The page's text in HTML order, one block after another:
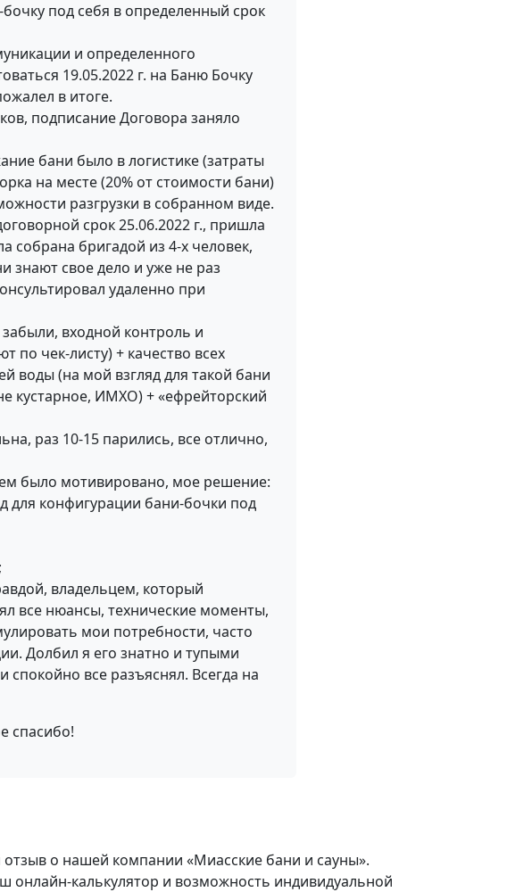
под себя в определенный срок
и определенного
19.05.2022 г. на Баню Бочку
в итоге.
подписание Договора заняло
бани было в логистике (затраты
на месте (20% от стоимости бани)
разгрузки в собранном виде.
срок 25.06.2022 г., пришла
собрана бригадой из 4-х человек,
знают свое дело и уже не раз
удаленно при
входной контроль и
по чек-листу) + качество всех
воды (на мой взгляд для такой бани
кустарное, ИМХО) + «ефрейторский
раз 10-15 парились, все отлично,
было мотивировано, мое решение:
для конфигурации бани-бочки под
владельцем, который
все нюансы, технические моменты,
мои потребности, часто
Долбил я его знатно и тупыми
все разъяснял. Всегда на
спасибо!
о нашей компании «Миасские бани и сауны».
калькулятор и возможность индивидуальной